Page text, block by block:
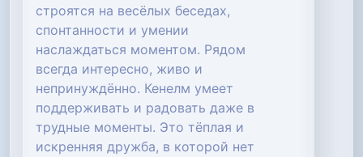
строятся на весёлых беседах,
спонтанности и умении
наслаждаться моментом. Рядом
всегда интересно, живо и
непринуждённо. Кенелм умеет
поддерживать и радовать даже в
трудные моменты. Это тёплая и
искренняя дружба, в которой нет